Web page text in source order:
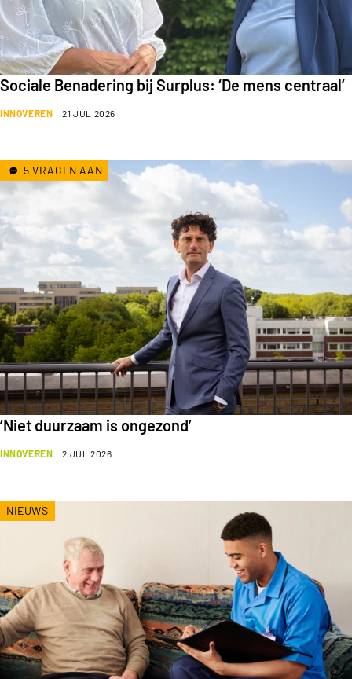
INNOVEREN 21 JUL 2026
Sociale Benadering bij Surplus: ‘De mens centraal’
INNOVEREN 2 JUL 2026
‘Niet duurzaam is ongezond’
5 VRAGEN AAN
NIEUWS